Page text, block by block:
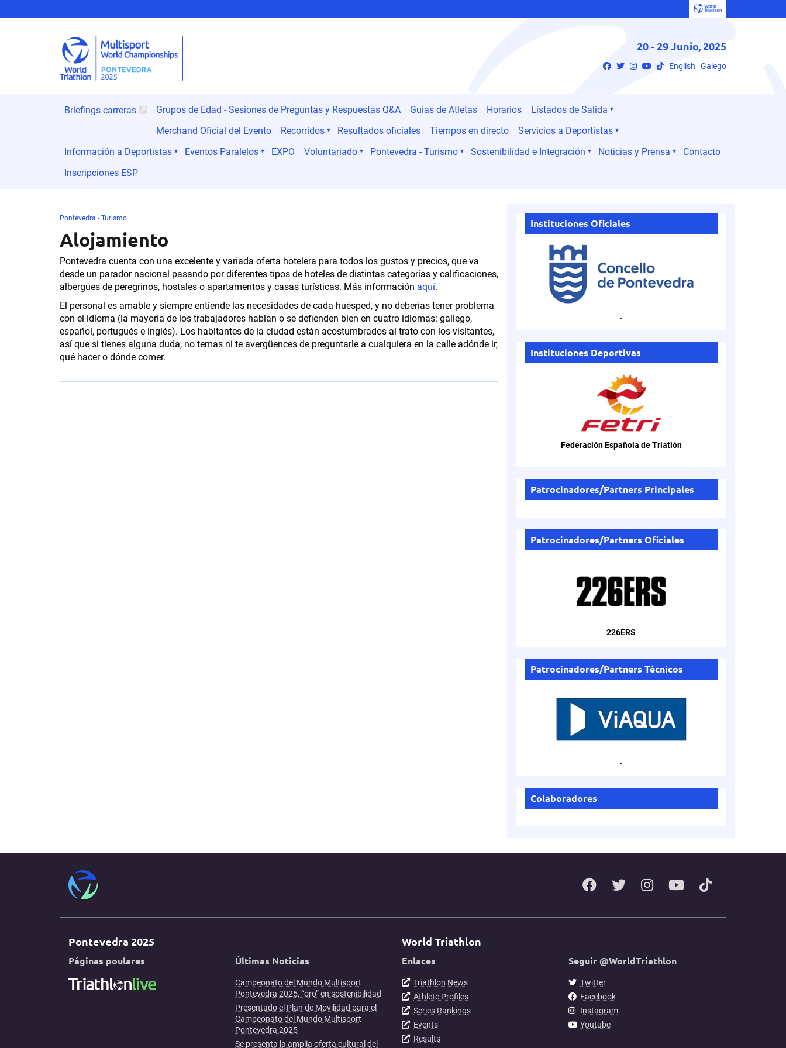
20 - 29 Junio, 2025
English Galego
Briefings carreras Grupos de Edad - Sesiones de Preguntas y Respuestas Q&A Guias de Atletas Horarios
Listados de Salida
Merchand Oficial del Evento
Recorridos Resultados oficiales Tiempos en directo
Servicios a Deportistas
Información a Deportistas
Eventos Paralelos EXPO Voluntariado Pontevedra - Turismo Sostenibilidad e Integración Noticias y Prensa
Contacto
Inscripciones ESP
Pontevedra - Turismo
Alojamiento
Pontevedra cuenta con una excelente y variada oferta hotelera para todos los gustos y precios, que va
desde un parador nacional pasando por diferentes tipos de hoteles de distintas categorías y calificaciones,
albergues de peregrinos, hostales o apartamentos y casas turísticas. Más información aquí.
El personal es amable y siempre entiende las necesidades de cada huésped, y no deberías tener problema
con el idioma (la mayoría de los trabajadores hablan o se defienden bien en cuatro idiomas: gallego,
español, portugués e inglés). Los habitantes de la ciudad están acostumbrados al trato con los visitantes,
así que si tienes alguna duda, no temas ni te avergüences de preguntarle a cualquiera en la calle adónde ir,
qué hacer o dónde comer.
Instituciones Oficiales
.
Instituciones Deportivas
Federación Española de Triatlón
Patrocinadores/Partners Principales
Patrocinadores/Partners Oficiales
226ERS
Patrocinadores/Partners Técnicos
.
Colaboradores
Pontevedra 2025
Páginas poulares Últimas Noticias
Campeonato del Mundo Multisport
Pontevedra 2025, “oro” en sostenibilidad
Presentado el Plan de Movilidad para el
Campeonato del Mundo Multisport
Pontevedra 2025
Se presenta la amplia oferta cultural del
World Triathlon
Enlaces
Triathlon News
Athlete Profiles
Series Rankings
Events
Results
Seguir @WorldTriathlon
Twitter
Facebook
Instagram
Youtube